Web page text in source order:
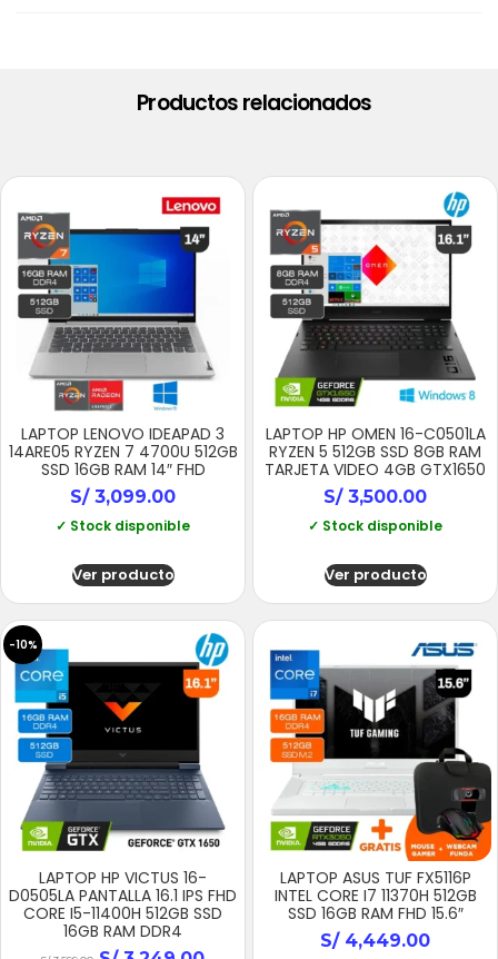
Productos relacionados
LAPTOP LENOVO IDEAPAD 3
14ARE05 RYZEN 7 4700U 512GB
SSD 16GB RAM 14″ FHD
S/3,099.00
✓ Stock disponible
Ver producto
LAPTOP HP OMEN 16-C0501LA
RYZEN 5 512GB SSD 8GB RAM
TARJETA VIDEO 4GB GTX1650
S/3,500.00
✓ Stock disponible
Ver producto
-10%
LAPTOP HP VICTUS 16-
D0505LA PANTALLA 16.1 IPS FHD
CORE I5-11400H 512GB SSD
16GB RAM DDR4
LAPTOP ASUS TUF FX5116P
INTEL CORE I7 11370H 512GB
SSD 16GB RAM FHD 15.6″
S/4,449.00